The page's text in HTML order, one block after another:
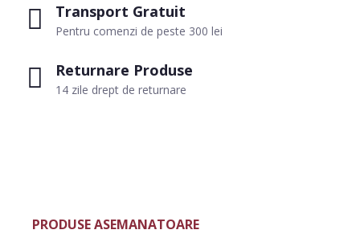
Transport Gratuit
Pentru comenzi de peste 300 lei
Returnare Produse
14 zile drept de returnare
PRODUSE ASEMANATOARE